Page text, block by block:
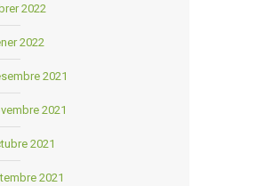
2022
2022
2021
2021
2021
2021